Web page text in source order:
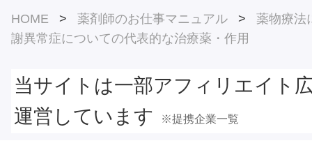
HOME > 薬剤師のお仕事マニュアル > 薬物療法
謝異常症についての代表的な治療薬・作用
当サイトは一部アフィリエイト
運営しています
※提携企業一覧